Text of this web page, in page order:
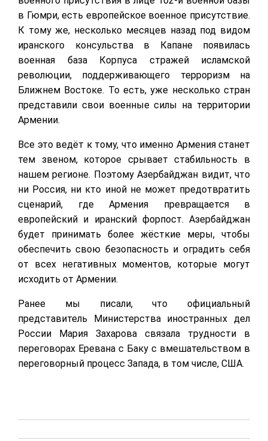
в Гюмри, есть европейское военное присутствие.
К тому же, несколько месяцев назад под видом
иранского консульства в Капане появилась
военная база Корпуса стражей исламской
революции, поддерживающего терроризм на
Ближнем Востоке. То есть, уже несколько стран
представили свои военные силы на территории
Армении.
Все это ведёт к тому, что именно Армения станет
тем звеном, которое срывает стабильность в
нашем регионе. Поэтому Азербайджан видит, что
ни Россия, ни кто иной не может предотвратить
сценарий, где Армения превращается в
европейский и иранский форпост. Азербайджан
будет принимать более жёсткие меры, чтобы
обеспечить свою безопасность и оградить себя
от всех негативных моментов, которые могут
исходить от Армении.
Ранее мы писали, что официальный
представитель Министерства иностранных дел
России Мария Захарова связала трудности в
переговорах Еревана с Баку с вмешательством в
переговорный процесс Запада, в том числе, США.